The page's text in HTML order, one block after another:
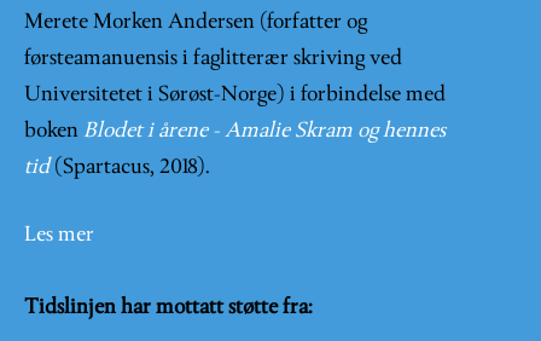
Merete Morken Andersen (forfatter og
førsteamanuensis i faglitterær skriving ved
Universitetet i Sørøst-Norge) i forbindelse med
boken Blodet i årene - Amalie Skram og hennes
tid (Spartacus, 2018).
Les mer
Tidslinjen har mottatt støtte fra: